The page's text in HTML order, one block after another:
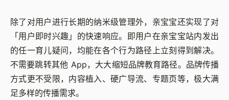
除了对用户进行长期的纳米级管理外，亲宝宝还实现了对
「用户即时兴趣 」 的快速响应。即用户在亲宝宝站内发出
的任一育儿疑问，均能在各个行为路径上立刻得到解决。
不需要跳转其他 App，大大缩短品牌教育路径。品牌传播
方式更不受限，内容植入、硬广导流、专题页等，极大满
足多样的传播需求。